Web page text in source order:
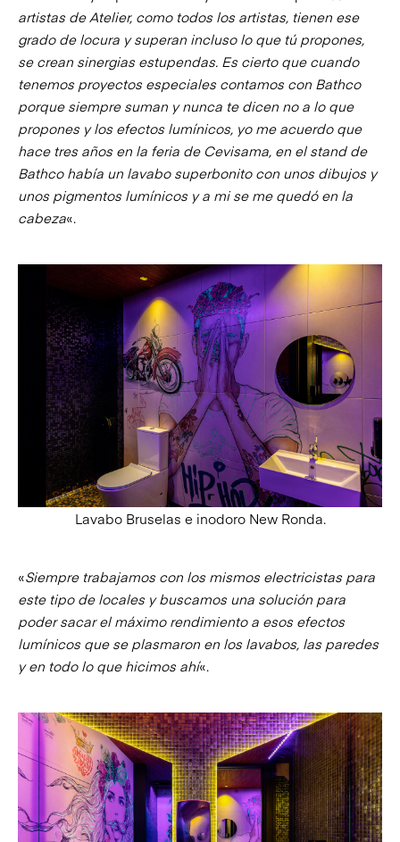
artistas de Atelier, como todos los artistas, tienen ese
grado de locura y superan incluso lo que tú propones,
se crean sinergias estupendas. Es cierto que cuando
tenemos proyectos especiales contamos con Bathco
porque siempre suman y nunca te dicen no a lo que
propones y los efectos lumínicos, yo me acuerdo que
hace tres años en la feria de Cevisama, en el stand de
Bathco había un lavabo superbonito con unos dibujos y
unos pigmentos lumínicos y a mi se me quedó en la
cabeza«.
Lavabo Bruselas e inodoro New Ronda.
«Siempre trabajamos con los mismos electricistas para
este tipo de locales y buscamos una solución para
poder sacar el máximo rendimiento a esos efectos
lumínicos que se plasmaron en los lavabos, las paredes
y en todo lo que hicimos ahí«.